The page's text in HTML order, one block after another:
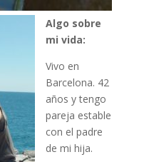
Algo sobre
mi vida:
Vivo en
Barcelona. 42
años y tengo
pareja estable
con el padre
de mi hija.